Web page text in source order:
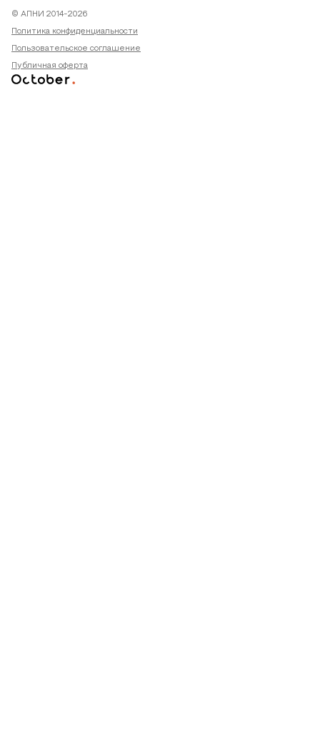
© АПНИ 2014-2026
Политика конфиденциальности
Пользовательское соглашение
Публичная оферта